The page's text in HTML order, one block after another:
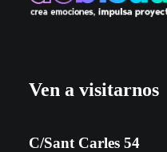
Ven a visitarnos
C/Sant Carles 54